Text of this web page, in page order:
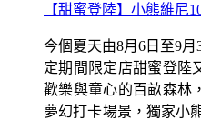
【甜蜜登陸】小熊維尼
今個夏天由8月6日至9
定期間限定店甜蜜登陸
歡樂與童心的百畝森林
夢幻打卡場景，獨家小